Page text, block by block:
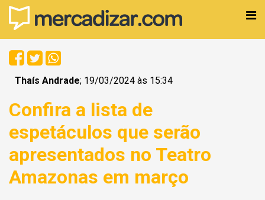
Thaís Andrade; 19/03/2024 às 15:34
Confira a lista de
espetáculos que serão
apresentados no Teatro
Amazonas em março